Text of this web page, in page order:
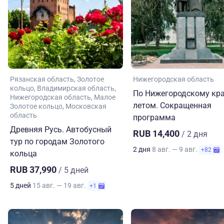
Рязанская область Золотое
кольцо Владимирская область
Нижегородская область Малое
Золотое кольцо Московская
область
Древняя Русь. Автобусный
тур по городам Золотого
кольца
RUB 37,990 / 5 дней
5 дней 15 авг. — 19 авг. +1
Нижегородская область
По Нижегородскому
летом. Сокращенная
программа
RUB 14,400 / 2 дня
2 дня 8 авг. — 9 авг. +82